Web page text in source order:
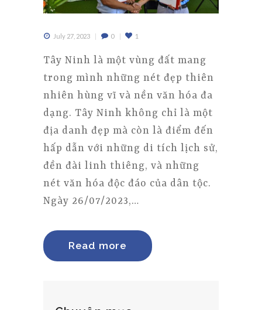
July 27, 2023 0 1
Tây Ninh là một vùng đất mang
trong mình những nét đẹp thiên
nhiên hùng vĩ và nền văn hóa đa
dạng. Tây Ninh không chỉ là một
địa danh đẹp mà còn là điểm đến
hấp dẫn với những di tích lịch sử,
đền đài linh thiêng, và những
nét văn hóa độc đáo của dân tộc.
Ngày 26/07/2023,…
Read more